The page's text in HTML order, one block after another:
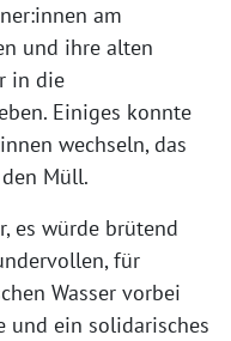
am
und ihre alten
in die
Einiges konnte
wechseln, das
Müll.
es würde brütend
für
Wasser vorbei
und ein solidarisches